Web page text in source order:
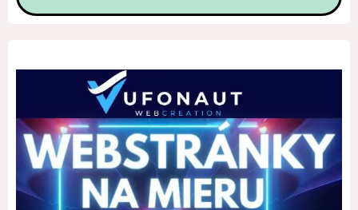
Alternative: